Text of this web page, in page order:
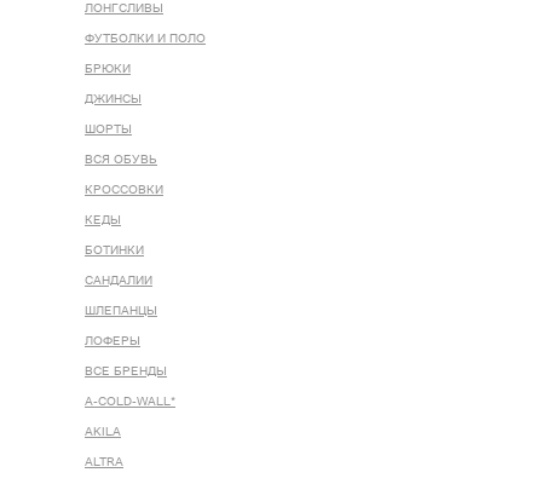
ЛОНГСЛИВЫ
ФУТБОЛКИ И ПОЛО
БРЮКИ
ДЖИНСЫ
ШОРТЫ
ВСЯ ОБУВЬ
КРОССОВКИ
КЕДЫ
БОТИНКИ
САНДАЛИИ
ШЛЕПАНЦЫ
ЛОФЕРЫ
ВСЕ БРЕНДЫ
A-COLD-WALL*
AKILA
ALTRA